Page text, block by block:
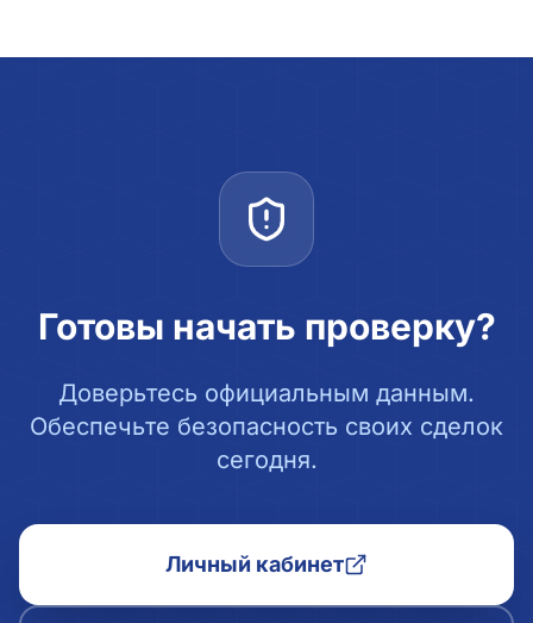
Готовы начать проверку?
Доверьтесь официальным данным.
Обеспечьте безопасность своих сделок
сегодня.
Личный кабинет